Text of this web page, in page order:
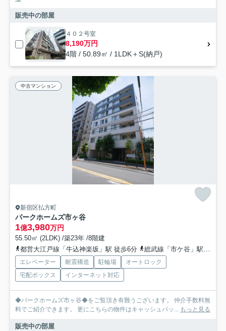
販売中の部屋
４０２号室
8,190万円
4階 / 50.89㎡ / 1LDK＋S(納戸)
中古マンション
新宿区払方町
パークホームズ市ヶ谷
1億3,980万円
55.50㎡ (2LDK) /築23年 /8階建
都営大江戸線「牛込神楽坂」駅 徒歩6分
総武線「市ケ谷」駅 徒歩7分
エレベーター 耐震構造 駐輪場
オートロック
宅配ボックス
インターネット対応
◆パークホームズ市ヶ谷◆をご覧頂き有難うございます。 仲介手数料無
料でご紹介できます。 更にこちらの物件はキャッシュバッ... もっと見る
販売中の部屋